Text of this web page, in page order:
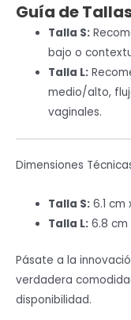
Guía de
Talla S:
bajo o
Talla L:
medio/alto,
vaginales.
Dimensiones
Talla S: 6.1 cm
Talla L: 6.8 cm
Pásate a la
verdadera
disponibilidad.